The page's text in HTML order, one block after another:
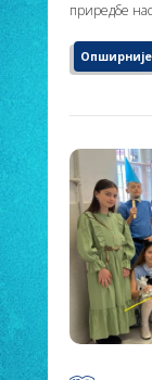
приредбе
Опширније